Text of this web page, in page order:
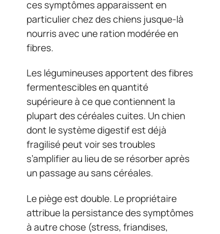
ces symptômes apparaissent en
particulier chez des chiens jusque-là
nourris avec une ration modérée en
fibres.
Les légumineuses apportent des fibres
fermentescibles en quantité
supérieure à ce que contiennent la
plupart des céréales cuites. Un chien
dont le système digestif est déjà
fragilisé peut voir ses troubles
s’amplifier au lieu de se résorber après
un passage au sans céréales.
Le piège est double. Le propriétaire
attribue la persistance des symptômes
à autre chose (stress, friandises,